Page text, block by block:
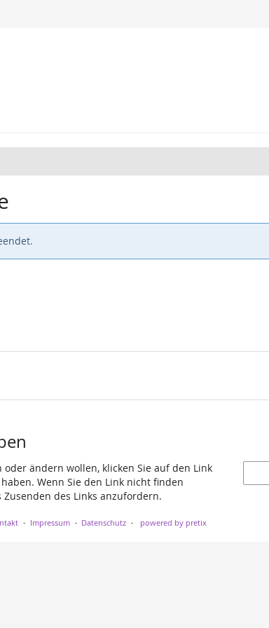
ändern wollen, klicken Sie auf den Link
Wenn Sie den Link nicht finden
des Links anzufordern.
Impressum Datenschutz powered by pretix